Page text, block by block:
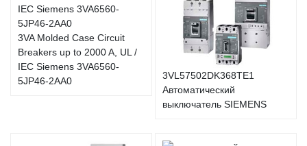
3VA Molded Case Circuit
Breakers up to 2000 A, UL /
IEC Siemens 3VA6560-
5JP46-2AA0
3VL57502DK368TE1
Автоматический
выключатель SIEMENS